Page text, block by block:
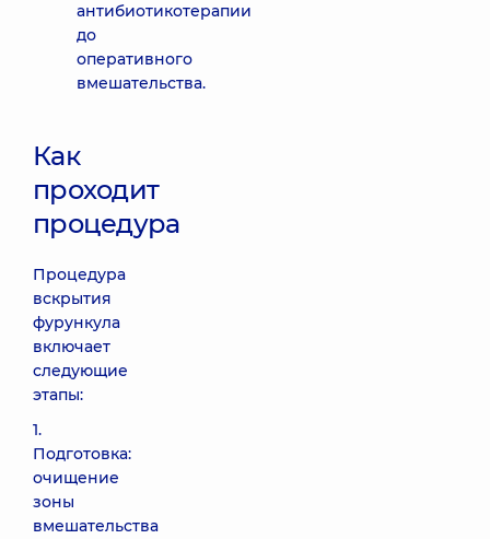
антибиотикотерапии
до
оперативного
вмешательства.
Как
проходит
процедура
Процедура
вскрытия
фурункула
включает
следующие
этапы:
1.
Подготовка:
очищение
зоны
вмешательства